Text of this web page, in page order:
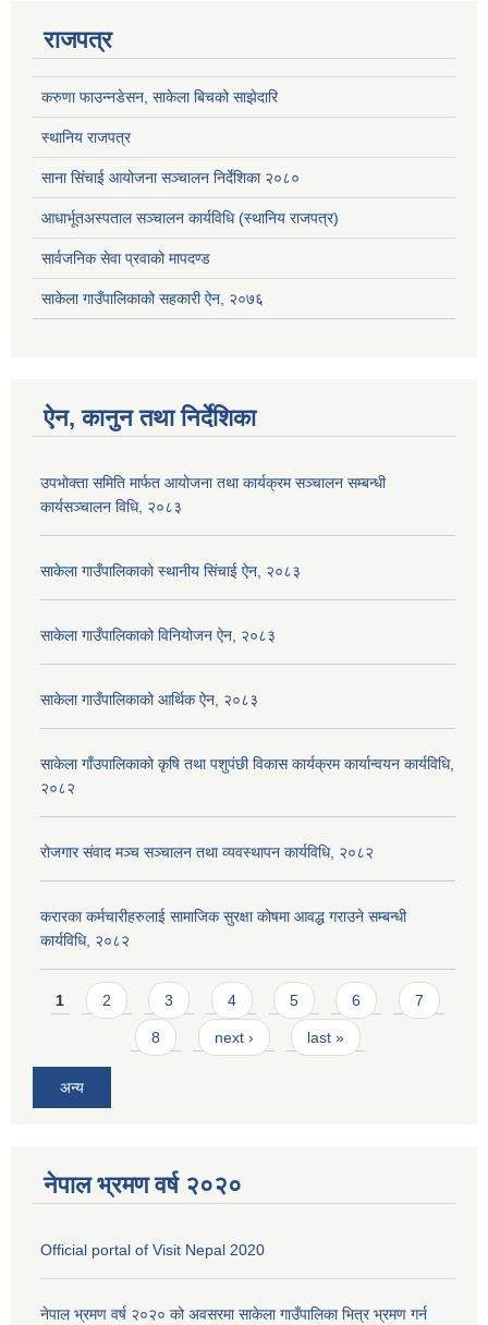
राजपत्र
करुणा फाउन्नडेसन, साकेला बिचको साझेदारि
स्थानिय राजपत्र
साना सिंचाई आयोजना सञ्चालन निर्देशिका २०८०
आधार्भूतअस्पताल सञ्चालन कार्यविधि (स्थानिय राजपत्र)
सार्वजनिक सेवा प्रवाको मापदण्ड
साकेला गाउँपालिकाको सहकारी ऐन, २०७६
ऐन, कानुन तथा निर्देशिका
उपभोक्ता समिति मार्फत आयोजना तथा कार्यक्रम सञ्चालन सम्बन्धी
कार्यसञ्चालन विधि, २०८३
साकेला गाउँपालिकाको स्थानीय सिंचाई ऐन, २०८३
साकेला गाउँपालिकाको विनियोजन ऐन, २०८३
साकेला गाउँपालिकाको आर्थिक ऐन, २०८३
साकेला गाँउपालिकाको कृषि तथा पशुपंछी विकास कार्यक्रम कार्यान्वयन कार्यविधि,
२०८२
रोजगार संवाद मञ्च सञ्चालन तथा व्यवस्थापन कार्यविधि, २०८२
करारका कर्मचारीहरुलाई सामाजिक सुरक्षा कोषमा आवद्ध गराउने सम्बन्धी
कार्यविधि, २०८२
Pages
1 2 3 4 5 6 7
8 next › last »
अन्य
नेपाल भ्रमण वर्ष २०२०
Official portal of Visit Nepal 2020
नेपाल भ्रमण वर्ष २०२० को अवसरमा साकेला गाउँपालिका भित्र भ्रमण गर्न